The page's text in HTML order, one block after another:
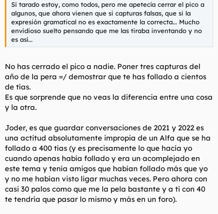
Si tarado estoy, como todos, pero me apetecía cerrar el pico a
algunos, que ahora vienen que si capturas falsas, que si la
expresión gramatical no es exactamente la correcta... Mucho
envidioso suelto pensando que me las tiraba inventando y no
es así...
No has cerrado el pico a nadie. Poner tres capturas del
año de la pera =/ demostrar que te has follado a cientos
de tías.
Es que sorprende que no veas la diferencia entre una cosa
y la otra.
Joder, es que guardar conversaciones de 2021 y 2022 es
una actitud absolutamente impropia de un Alfa que se ha
follado a 400 tías (y es precisamente lo que hacía yo
cuando apenas había follado y era un acomplejado en
este tema y tenía amigos que habían follado más que yo
y no me habían visto ligar muchas veces. Pero ahora con
casi 30 palos como que me la pela bastante y a ti con 40
te tendría que pasar lo mismo y más en un foro).